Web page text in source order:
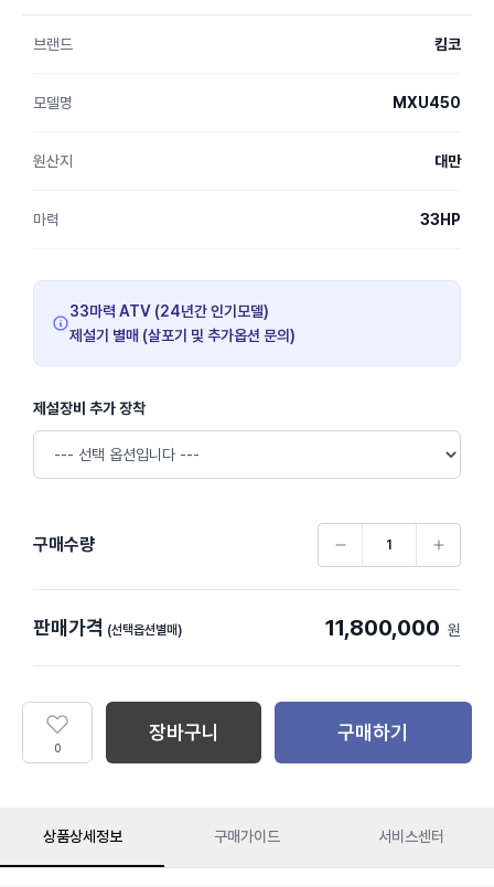
브랜드 킴코
모델명 MXU450
원산지 대만
마력 33HP
33마력 ATV (24년간 인기모델)
제설기 별매 (살포기 및 추가옵션 문의)
제설장비 추가 장착
구매수량
판매가격 (선택옵션별매) 11,800,000 원
0
장바구니 구매하기
상품상세정보 구매가이드 서비스센터